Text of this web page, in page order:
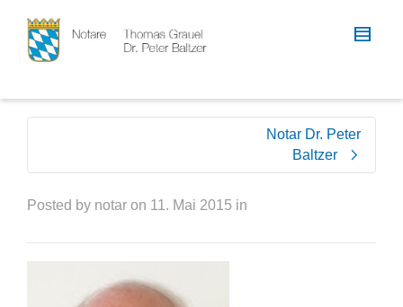
Notar Dr. Peter
Baltzer
Posted by notar on 11. Mai 2015 in